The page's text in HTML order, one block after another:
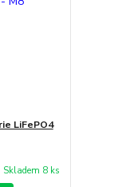
LiFePO4
Skladem 8 ks